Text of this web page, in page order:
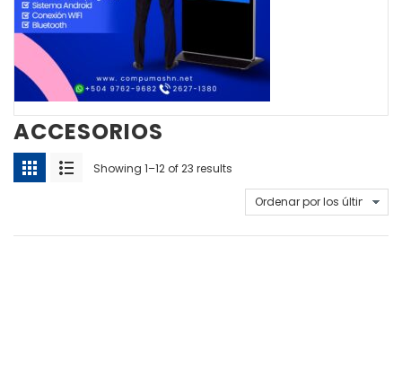
ACCESORIOS
Showing 1–12 of 23 results